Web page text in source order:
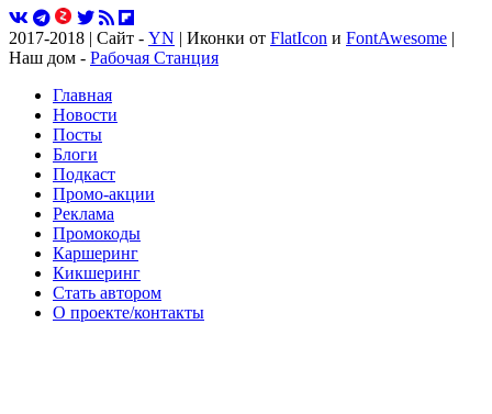
2017-2018 | Сайт - YN | Иконки от FlatIcon и FontAwesome |
Наш дом - Рабочая Станция
Главная
Новости
Посты
Блоги
Подкаст
Промо-акции
Реклама
Промокоды
Каршеринг
Кикшеринг
Стать автором
О проекте/контакты